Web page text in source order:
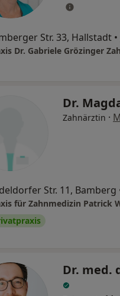
Str. 33, Hallstadt •
Dr. Gabriele Grözinger
Dr.
Zahnärztin ·
Str. 11, Bamberg
für Zahnmedizin Patrick
Dr. med.